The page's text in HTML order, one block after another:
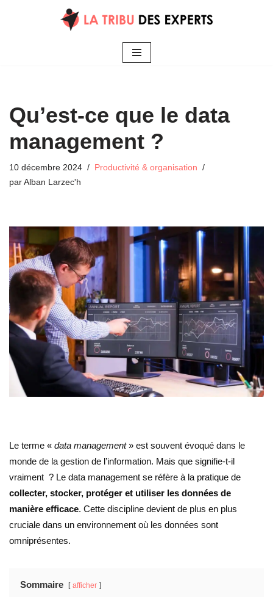
Qu’est-ce que le data
management ?
10 décembre 2024
Productivité & organisation
par Alban Larzec'h
Le terme « data management» est souvent évoqué dans le
monde de la gestion de l’information. Mais que signifie-t-il
vraiment ? Le data management se réfère à la pratique de
collecter, stocker, protéger et utiliser les données de
manière efficace. Cette discipline devient de plus en plus
cruciale dans un environnement où les données sont
omniprésentes.
Sommaire afficher